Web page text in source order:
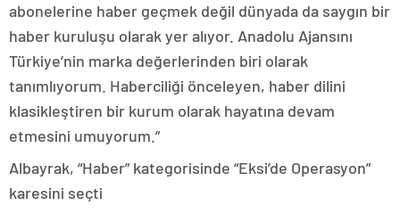
abonelerine haber geçmek değil dünyada da saygın bir
haber kuruluşu olarak yer alıyor. Anadolu Ajansını
Türkiye’nin marka değerlerinden biri olarak
tanımlıyorum. Haberciliği önceleyen, haber dilini
klasikleştiren bir kurum olarak hayatına devam
etmesini umuyorum.”
Albayrak, “Haber” kategorisinde “Eksi’de Operasyon”
karesini seçti